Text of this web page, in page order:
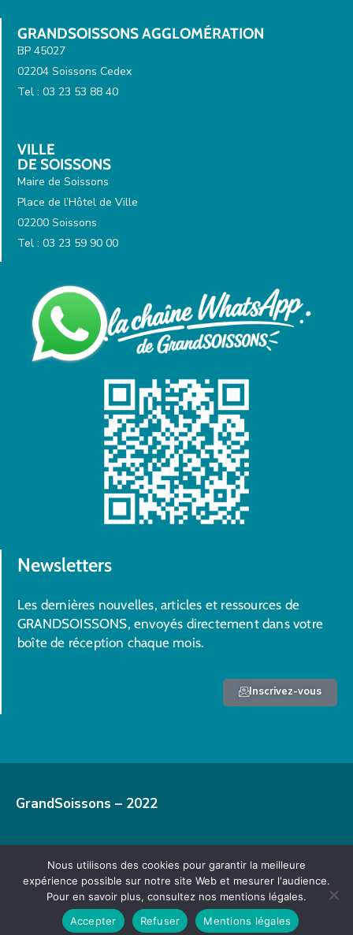
GRANDSOISSONS AGGLOMÉRATION
BP 45027
02204 Soissons Cedex
Tel : 03 23 53 88 40
VILLE
DE SOISSONS
Maire de Soissons
Place de l’Hôtel de Ville
02200 Soissons
Tel : 03 23 59 90 00
Newsletters
Les dernières nouvelles, articles et ressources de
GRANDSOISSONS, envoyés directement dans votre
boîte de réception chaque mois.
Inscrivez-vous
GrandSoissons – 2022
Mentions légales
Nous utilisons des cookies pour garantir la meilleure
expérience possible sur notre site Web et mesurer l'audience.
Pour en savoir plus, consultez nos mentions légales.
Accepter
Refuser Mentions légales